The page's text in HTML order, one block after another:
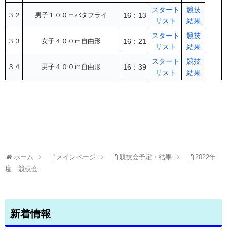
３２ 男子１００ｍバタフライ 16：13
スタート
リスト
競技
結果
３３ 女子４００ｍ自由形 16：21
スタート
リスト
競技
結果
３４ 男子４００ｍ自由形 16：39
スタート
リスト
競技
結果
ホーム メインページ 競技会予定・結果
2022年
度 競技会
新着情報